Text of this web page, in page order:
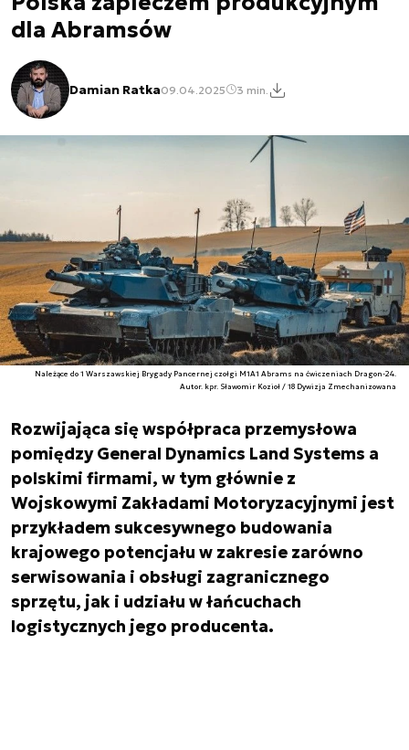
dla Abramsów
Damian Ratka09.04.2025 3 min.
Należące do 1 Warszawskiej Brygady Pancernej czołgi M1A1 Abrams na ćwiczeniach Dragon-24.
Autor. kpr. Sławomir Kozioł / 18 Dywizja Zmechanizowana
Rozwijająca się współpraca przemysłowa
pomiędzy General Dynamics Land Systems a
polskimi firmami, w tym głównie z
Wojskowymi Zakładami Motoryzacyjnymi jest
przykładem sukcesywnego budowania
krajowego potencjału w zakresie zarówno
serwisowania i obsługi zagranicznego
sprzętu, jak i udziału w łańcuchach
logistycznych jego producenta.